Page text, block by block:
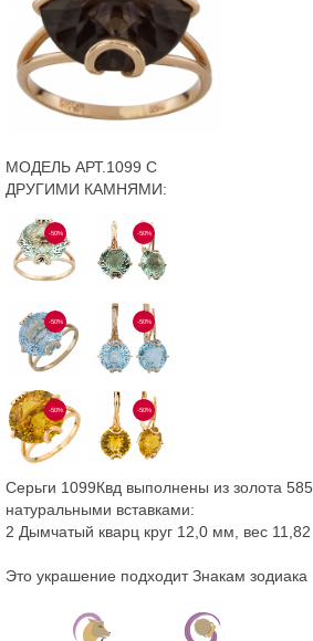
МОДЕЛЬ АРТ.1099 С
ДРУГИМИ КАМНЯМИ:
-50% -50%
-50% -50%
-50% -50%
Серьги 1099Квд выполнены из золота
натуральными вставками:
2 Дымчатый кварц круг 12,0 мм, вес 11,82
Это украшение подходит Знакам зодиака